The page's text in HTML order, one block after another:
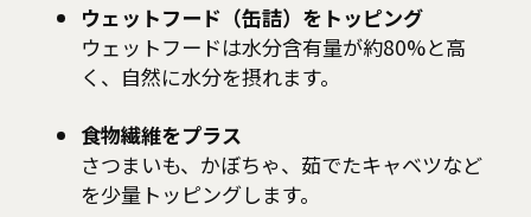
ウェットフード（缶詰）をトッピング
ウェットフードは水分含有量が約80%と高
く、自然に水分を摂れます。
食物繊維をプラス
さつまいも、かぼちゃ、茹でたキャベツなど
を少量トッピングします。